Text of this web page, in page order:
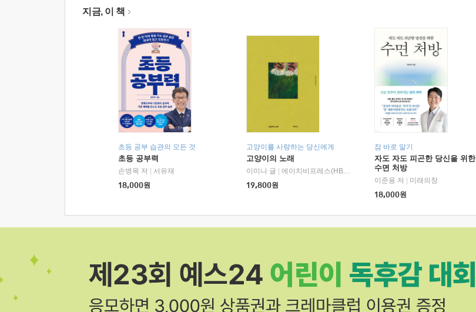
지금, 이 책
초등 공부 습관의 모든 것
초등 공부력
손병목 저
서유재
18,000원
고양이를 사랑하는 당신에게
고양이의 노래
이미나 글
에이치비프레스(HBPRESS)
19,800원
잠 바로 알기
자도 자도 피곤한 당신을 위한
수면 처방
이준용 저
미래의창
18,000원